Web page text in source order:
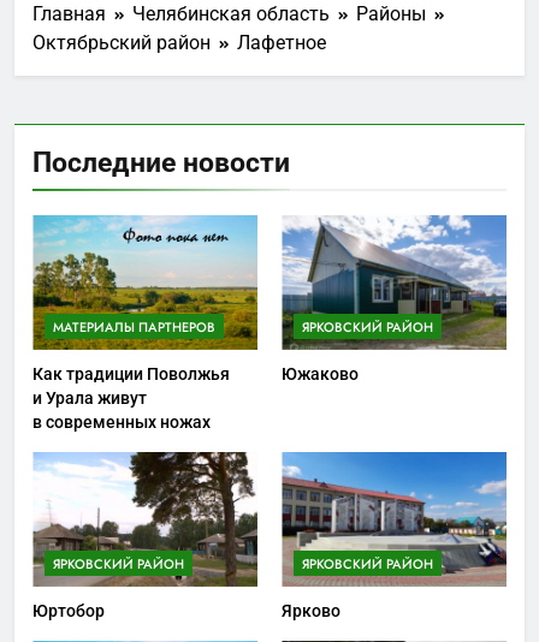
Главная Челябинская область
Районы
Октябрьский район
Лафетное
Последние новости
МАТЕРИАЛЫ ПАРТНЕРОВ
Как традиции Поволжья
и Урала живут
в современных ножах
ЯРКОВСКИЙ РАЙОН
Южаково
ЯРКОВСКИЙ РАЙОН
Юртобор
ЯРКОВСКИЙ РАЙОН
Ярково